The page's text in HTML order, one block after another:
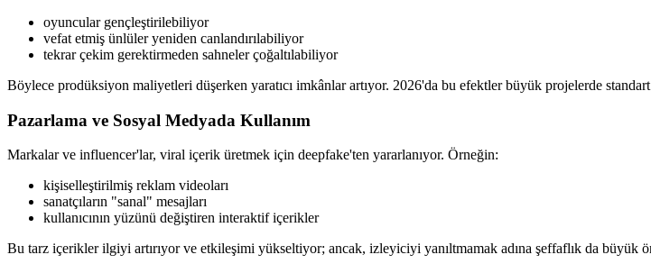
oyuncular gençleştirilebiliyor
vefat etmiş ünlüler yeniden canlandırılabiliyor
tekrar çekim gerektirmeden sahneler çoğaltılabiliyor
Böylece prodüksiyon maliyetleri düşerken yaratıcı imkânlar artıyor. 2026'da bu efektler büyük projelerde
Pazarlama ve Sosyal Medyada Kullanım
Markalar ve influencer'lar, viral içerik üretmek için deepfake'ten yararlanıyor. Örneğin:
kişiselleştirilmiş reklam videoları
sanatçıların "sanal" mesajları
kullanıcının yüzünü değiştiren interaktif içerikler
Bu tarz içerikler ilgiyi artırıyor ve etkileşimi yükseltiyor; ancak, izleyiciyi yanıltmamak adına şeffaflık da büyük